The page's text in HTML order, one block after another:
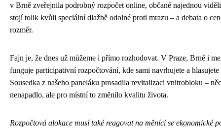
v Brně zveřejnila podrobný rozpočet online, občané najednou
stojí tolik kvůli speciální dlažbě odolné proti mrazu – a debata o
rozměr.
Fajn je, že dnes už můžeme i přímo rozhodovat. V Praze, Brně i
funguje participativní rozpočtování, kde sami navrhujete a
Sousedka z našeho paneláku prosadila revitalizaci vnitrobloku –
nenapadlo, ale pro místní to změnilo kvalitu života.
Rozpočtová alokace musí také reagovat na měnící se ekonomické